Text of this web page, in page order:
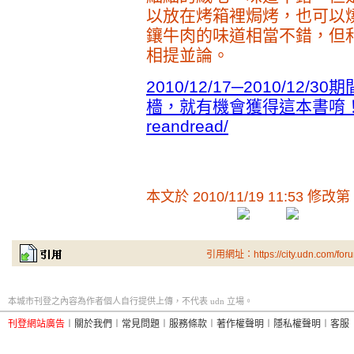
以放在烤箱裡焗烤，也可以
鑲牛肉的味道相當不錯，但
相提並論。
2010/12/17─2010/12/30期
檣，就有機會獲得這本書
reandread/
本文於 2010/11/19 11:53 修改第
引用網址：https://city.udn.com/
本城市刊登之內容為作者個人自行提供上傳，不代表 udn 立場。
刊登網站廣告 關於我們 常見問題 服務條款 著作權聲明 隱私權聲明 客服